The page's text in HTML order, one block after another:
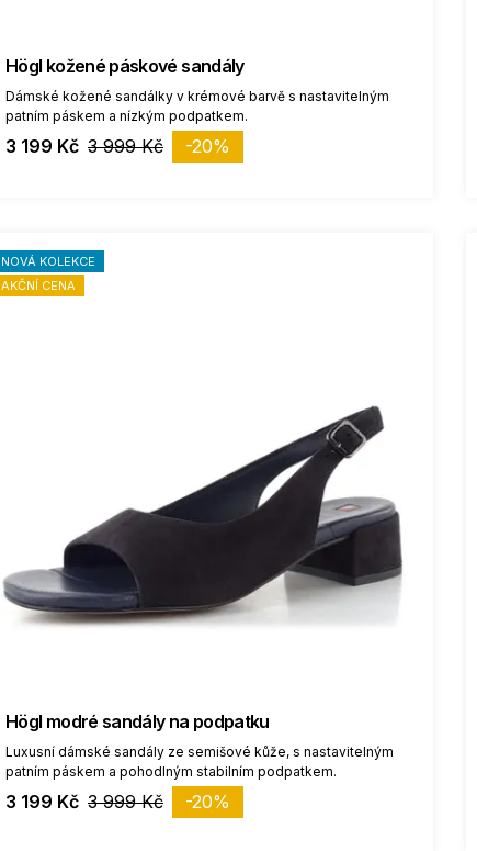
Högl kožené páskové sandály
Dámské kožené sandálky v krémové barvě s nastavitelným
patním páskem a nízkým podpatkem.
3 199 Kč 3 999 Kč -20%
NOVÁ KOLEKCE
AKČNÍ CENA
Högl modré sandály na podpatku
Luxusní dámské sandály ze semišové kůže, s nastavitelným
patním páskem a pohodlným stabilním podpatkem.
3 199 Kč 3 999 Kč -20%